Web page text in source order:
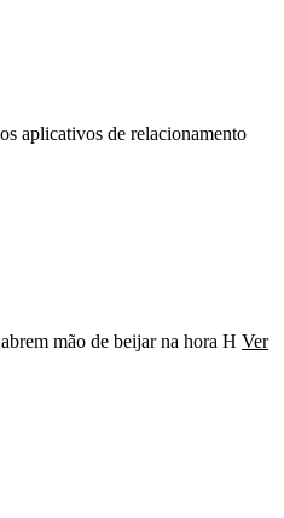
aplicativos de relacionamento
mão de beijar na hora H Ver